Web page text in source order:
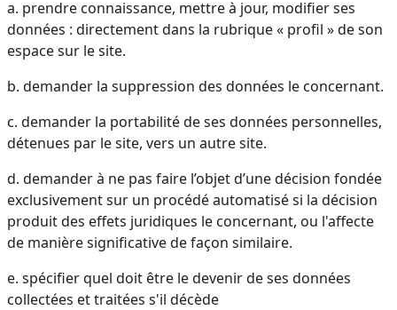
a. prendre connaissance, mettre à jour, modifier ses
données : directement dans la rubrique « profil » de son
espace sur le site.
b. demander la suppression des données le concernant.
c. demander la portabilité de ses données personnelles,
détenues par le site, vers un autre site.
d. demander à ne pas faire l’objet d’une décision fondée
exclusivement sur un procédé automatisé si la décision
produit des effets juridiques le concernant, ou l'affecte
de manière significative de façon similaire.
e. spécifier quel doit être le devenir de ses données
collectées et traitées s'il décède